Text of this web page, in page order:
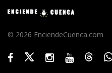
© 2026 EnciendeCuenca.com
FacebookTwitterInstagramYoutubeThreads